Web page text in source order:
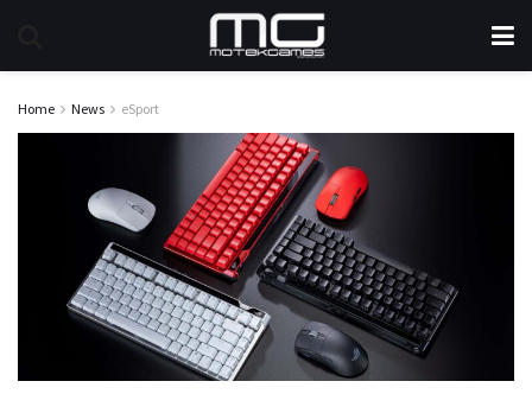
Home News eSport